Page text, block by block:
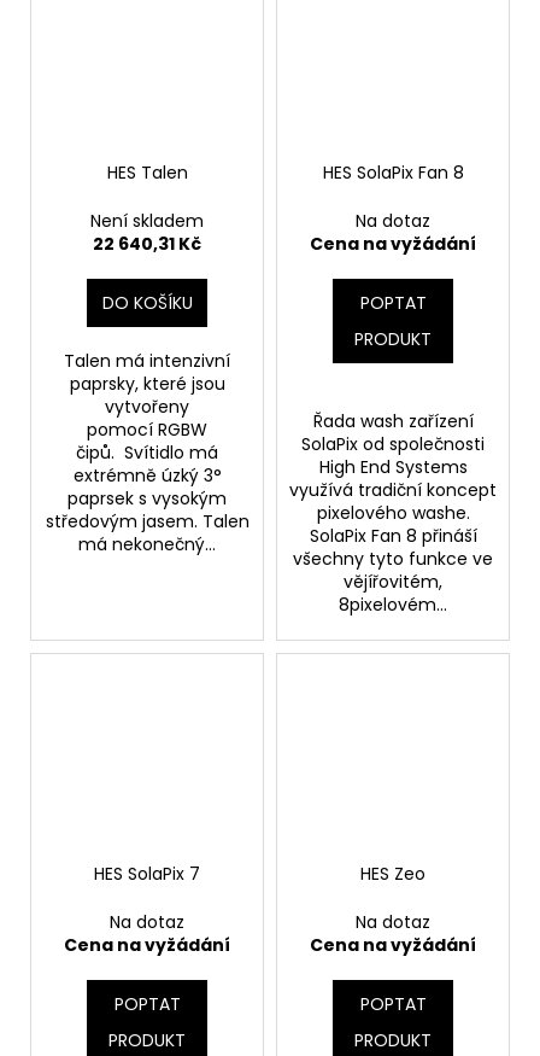
HES Talen
Není skladem
22 640,31 Kč
DO KOŠÍKU
Talen má intenzivní
paprsky, které jsou
vytvořeny
pomocí RGBW
čipů. Svítidlo má
extrémně úzký 3°
paprsek s vysokým
středovým jasem. Talen
má nekonečný...
HES SolaPix Fan 8
Na dotaz
Cena na vyžádání
POPTAT
PRODUKT
Řada wash zařízení
SolaPix od společnosti
High End Systems
využívá tradiční koncept
pixelového washe.
SolaPix Fan 8 přináší
všechny tyto funkce ve
vějířovitém,
8pixelovém...
HES SolaPix 7
Na dotaz
Cena na vyžádání
POPTAT
PRODUKT
HES Zeo
Na dotaz
Cena na vyžádání
POPTAT
PRODUKT